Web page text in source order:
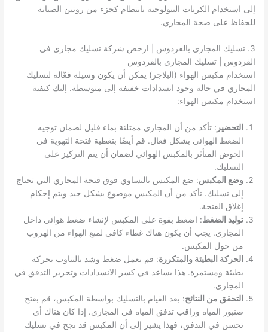
إلى استخدام الكريات البيولوجية بانتظام كجزء من روتين الصيانة
للحفاظ على صحة المجاري.
3. تسليك المجاري بالفردوس | ارخص شركة تسليك مجاري في
الفردوس | تسليك المجاري بالفردوس
استخدام مكبس الهواء (البلاجر) يمكن أن يكون وسيلة فعّالة لتسليك
المجاري في حالة وجود انسدادات خفيفة إلى متوسطة. إليك كيفية
استخدام مكبس الهواء:
التحضير : تأكد من أن المجاري ممتلئة بماء قليل لضمان توجيه
الضغط الهوائي بشكل فعال. قم أيضًا بتغطية فتحة التهوية في
الحوض المتأثر بالمكبس الهوائي لضمان أن يتم التركيز على
التسليك.
وضع المكبس: ضع المكبس بالتساوي فوق فتحة المجاري التي تحتاج
إلى تسليك. تأكد من أن المكبس موضوع بشكل جيد ويتم إحكام
إغلاق الفتحة.
توليد الضغط: اضغط بقوة على المكبس لإنشاء ضغط هوائي داخل
المجاري. يجب أن يكون هناك غطاء كافي لمنع الهواء من الهروب
من حول المكبس.
الحركة البطيئة والمتكررة: قم بعمل ضغط وشد بالتناوب بحركة
بطيئة ومستمرة. هذا يساعد في كسر الانسدادات وتحرير التدفق في
المجاري.
التحقق من النتائج: بعد القيام بالتسليك بواسطة المكبس، قم بفتح
صنبور المياه وراقب تدفق المياه في المجاري. إذا كان هناك أي
تحسن في التدفق، فهذا يشير إلى أن المكبس قد نجح في تسليك